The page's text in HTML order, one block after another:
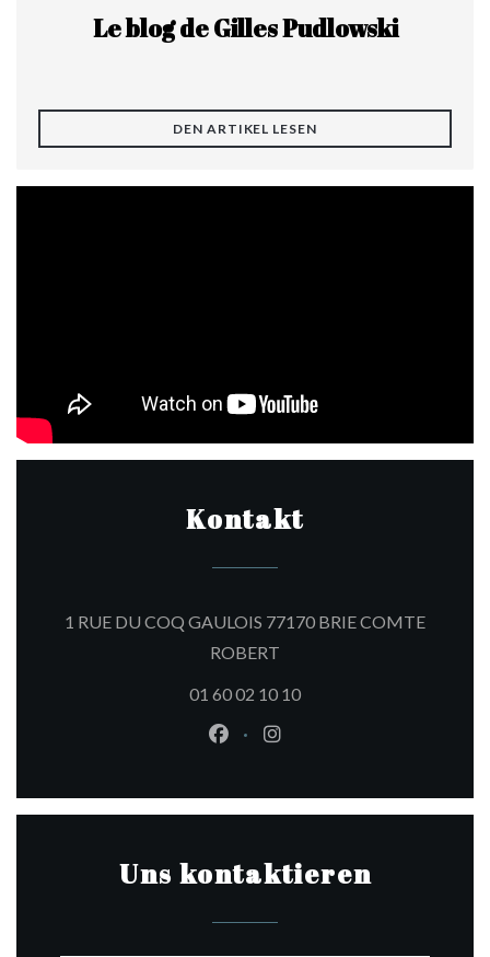
Le blog de Gilles Pudlowski
DEN ARTIKEL LESEN((ÖFFNET EIN NEUES
Kontakt
1 RUE DU COQ GAULOIS 77170 BRIE COMTE
ROBERT
01 60 02 10 10
Facebook ((öffnet ein neues
Instagram ((öffnet ein
Uns kontaktieren